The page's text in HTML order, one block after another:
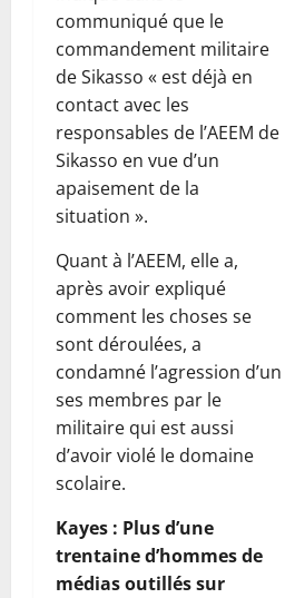
communiqué que le
commandement militaire
de Sikasso « est déjà en
contact avec les
responsables de l’AEEM de
Sikasso en vue d’un
apaisement de la
situation ».
Quant à l’AEEM, elle a,
après avoir expliqué
comment les choses se
sont déroulées, a
condamné l’agression d’un
ses membres par le
militaire qui est aussi
d’avoir violé le domaine
scolaire.
Kayes : Plus d’une
trentaine d’hommes de
médias outillés sur